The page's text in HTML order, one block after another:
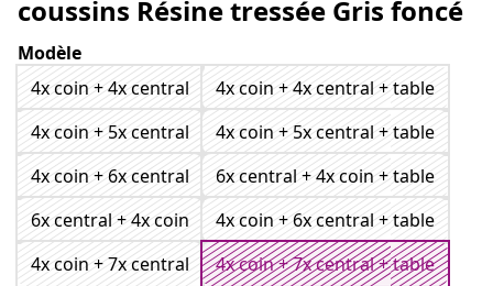
coussins Résine tressée Gris foncé
Modèle
4x coin + 4x central
4x coin + 4x central + table
4x coin + 5x central
4x coin + 5x central + table
4x coin + 6x central
6x central + 4x coin + table
6x central + 4x coin
4x coin + 6x central + table
4x coin + 7x central
4x coin + 7x central + table